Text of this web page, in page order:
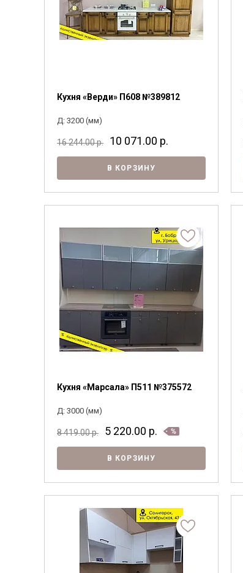
Кухня «Верди» П608 №389812
Д: 3200 (мм)
16 244.00р. 10 071.00 р.
В КОРЗИНУ
Кухня «Марсала» П511 №375572
Д: 3000 (мм)
8 419.00р. 5 220.00 р.
В КОРЗИНУ